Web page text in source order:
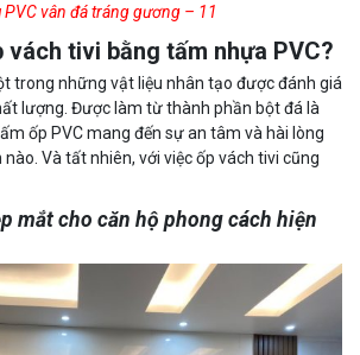
PVC vân đá tráng gương – 11
vách tivi bằng tấm nhựa PVC?
trong những vật liệu nhân tạo được đánh giá
lượng. Được làm từ thành phần bột đá là
ốp PVC mang đến sự an tâm và hài lòng
Và tất nhiên, với việc ốp vách tivi cũng
mắt cho căn hộ phong cách hiện